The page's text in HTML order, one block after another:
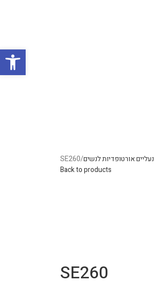
נעליים אורטופדיות לנשים SE260
Back to products
SE260
פתח